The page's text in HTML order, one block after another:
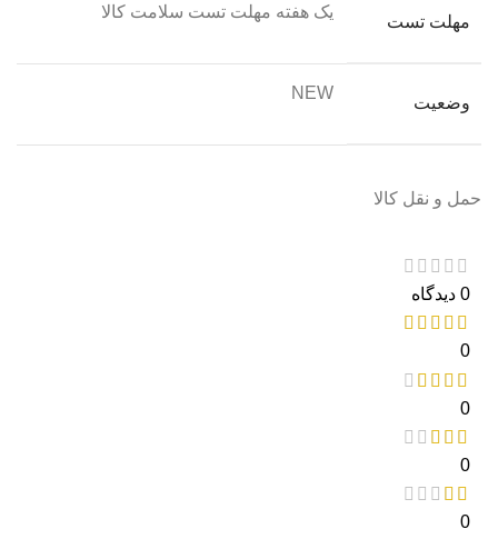
مهلت تست
یک هفته مهلت تست سلامت کالا
وضعیت
NEW
حمل و نقل کالا
0 دیدگاه
0
0
0
0